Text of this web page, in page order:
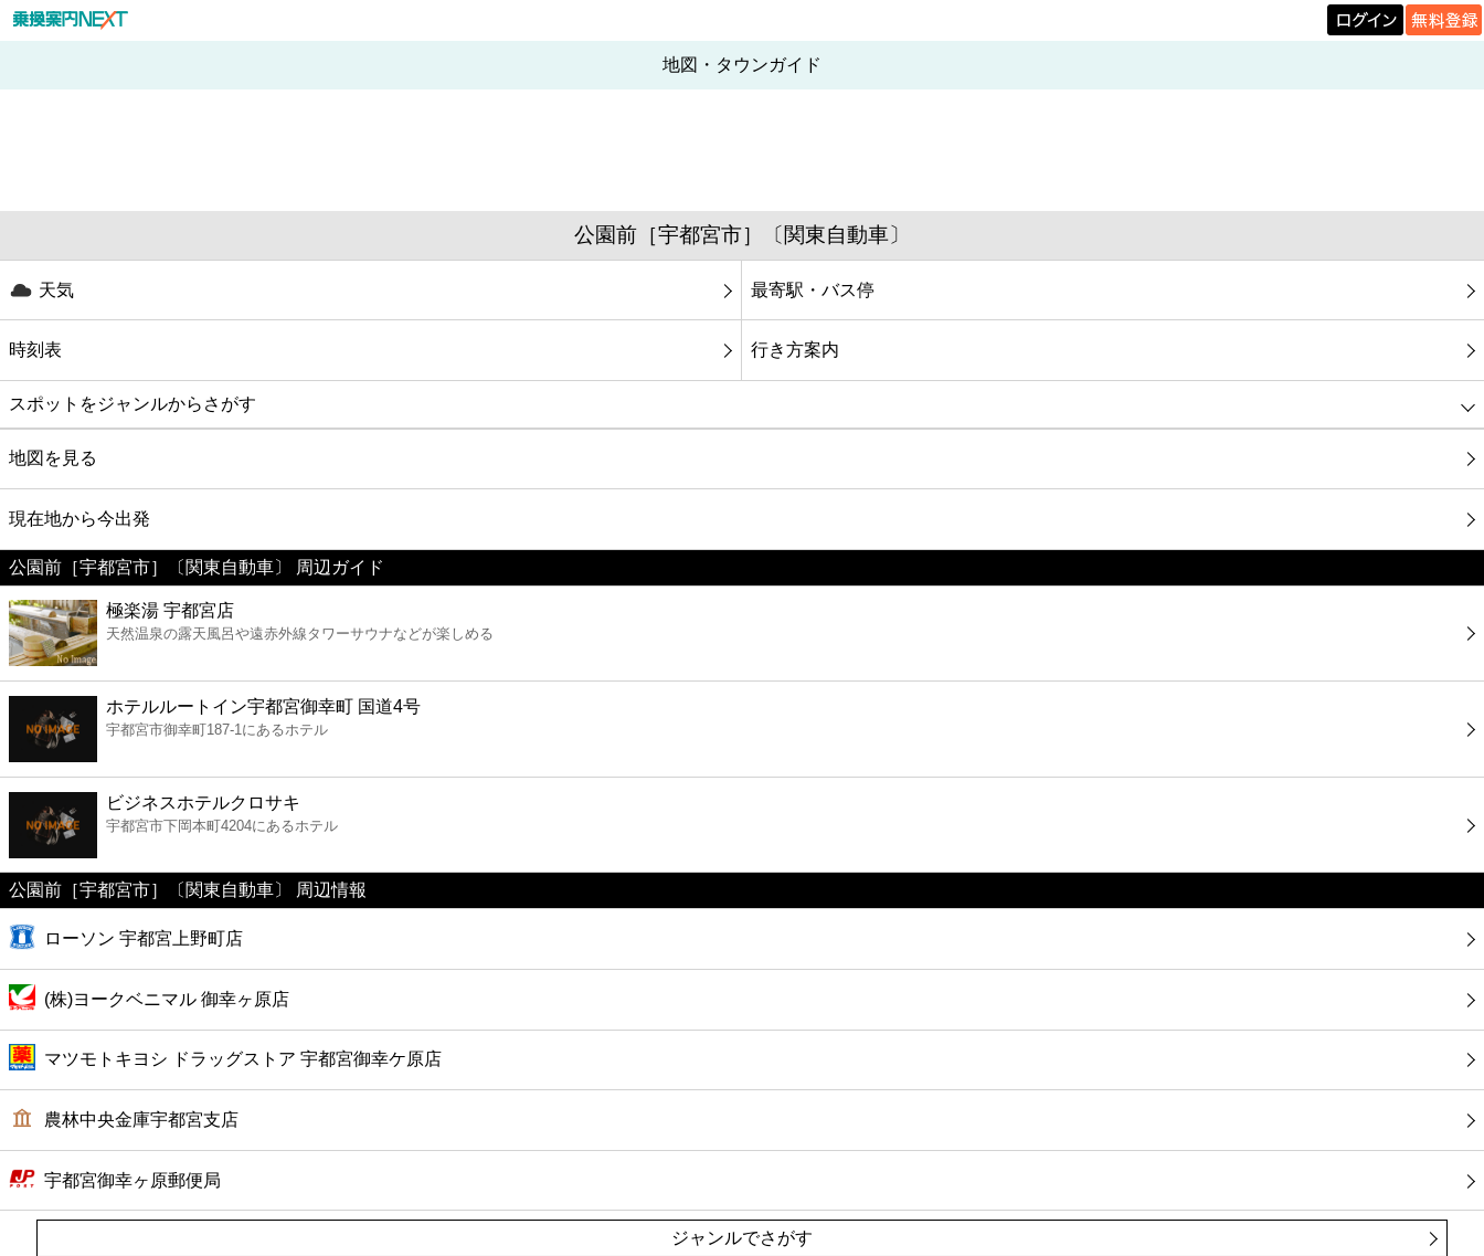
地図・タウンガイド
公園前［宇都宮市］〔関東自動車〕
天気 最寄駅・バス停
時刻表 行き方案内
スポットをジャンルからさがす
グルメ
映画
美容
コンビニ
薬局
スーパー
エンタメ
レジャー
書店
ファミレス
ファーストフード
カフェ
ショッピング
地図を見る
現在地から今出発
公園前［宇都宮市］〔関東自動車〕 周辺ガイド
極楽湯 宇都宮店
天然温泉の露天風呂や遠赤外線タワーサウナなどが楽しめる
ホテルルートイン宇都宮御幸町 国道4号
宇都宮市御幸町187-1にあるホテル
ビジネスホテルクロサキ
宇都宮市下岡本町4204にあるホテル
公園前［宇都宮市］〔関東自動車〕 周辺情報
ローソン 宇都宮上野町店
(株)ヨークベニマル 御幸ヶ原店
マツモトキヨシ ドラッグストア 宇都宮御幸ケ原店
農林中央金庫宇都宮支店
宇都宮御幸ヶ原郵便局
ジャンルでさがす